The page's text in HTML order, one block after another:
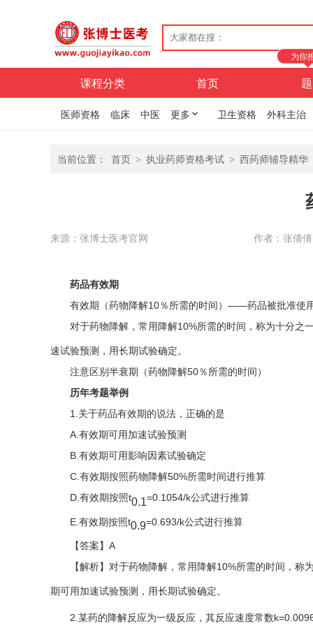
课程分类 首页
为你
医师资格 临床 中医 更多 卫生资格 外科主治
当前位置： 首页 > 执业药师资格考试 > 西药师辅导精华
来源：张博士医考官网 作者：张倩倩
药品有效期
有效期（药物降解10％所需的时间）——药品被批准使
对于药物降解，常用降解10%所需的时间，称为十分之
速试验预测，用长期试验确定。
注意区别半衰期（药物降解50％所需的时间）
历年考题举例
1.关于药品有效期的说法，正确的是
A.有效期可用加速试验预测
B.有效期可用影响因素试验确定
C.有效期按照药物降解50%所需时间进行推算
D.有效期按照t0.1=0.1054/k公式进行推算
E.有效期按照t0.9=0.693/k公式进行推算
【答案】A
【解析】 对于药物降解，常用降解10%所需的时间，称
期可用加速试验预测，用长期试验确定。
2.某药的降解反应为一级反应，其反应速度常数